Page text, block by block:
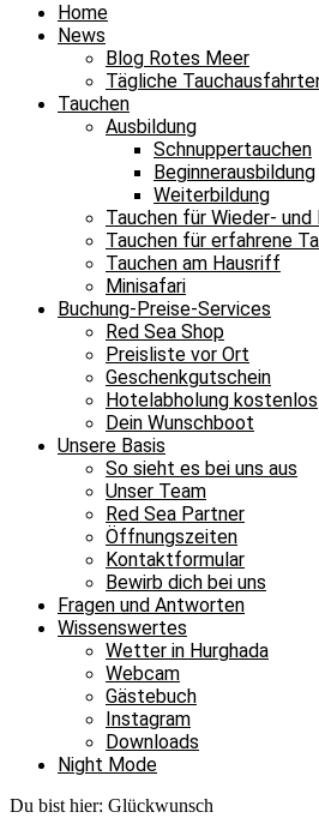
Home
News
Blog Rotes Meer
Tägliche
Tauchen
Ausbildung
Schnuppertauchen
Beginnerausbildung
Weiterbildung
Tauchen für Wieder-
Tauchen für erfahrene
Tauchen am Hausriff
Minisafari
Buchung-Preise-Services
Red Sea Shop
Preisliste vor Ort
Geschenkgutschein
Hotelabholung kostenlos
Dein Wunschboot
Unsere Basis
So sieht es bei uns aus
Unser Team
Red Sea Partner
Öffnungszeiten
Kontaktformular
Bewirb dich bei uns
Fragen und Antworten
Wissenswertes
Wetter in Hurghada
Webcam
Gästebuch
Instagram
Downloads
Night Mode
Du bist hier: Glückwunsch